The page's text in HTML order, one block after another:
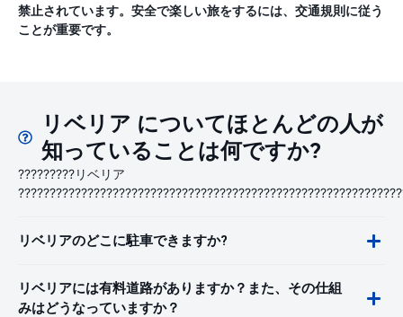
禁止されています。安全で楽しい旅をするには、交通規則に従う
ことが重要です。
リベリア についてほとんどの人が
知っていることは何ですか?
?????????リベリア
リベリアのどこに駐車できますか?
リベリアには有料道路がありますか？また、その仕組
みはどうなっていますか？